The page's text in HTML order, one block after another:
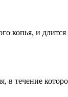
копья, и
в течение